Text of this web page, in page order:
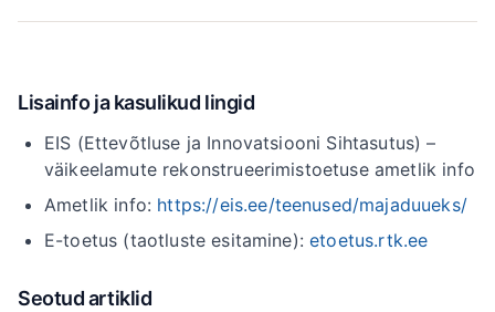
Lisainfo ja kasulikud lingid
EIS (Ettevõtluse ja Innovatsiooni Sihtasutus) –
väikeelamute rekonstrueerimistoetuse ametlik info
Ametlik info: https://eis.ee/teenused/majaduueks/
E-toetus (taotluste esitamine): etoetus.rtk.ee
Seotud artiklid